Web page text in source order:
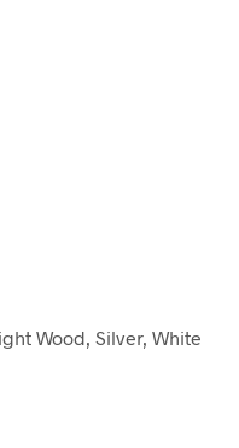
Wood, Silver, White